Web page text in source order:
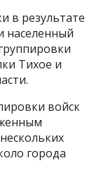
в результате
населенный
Тихое и
войск
города